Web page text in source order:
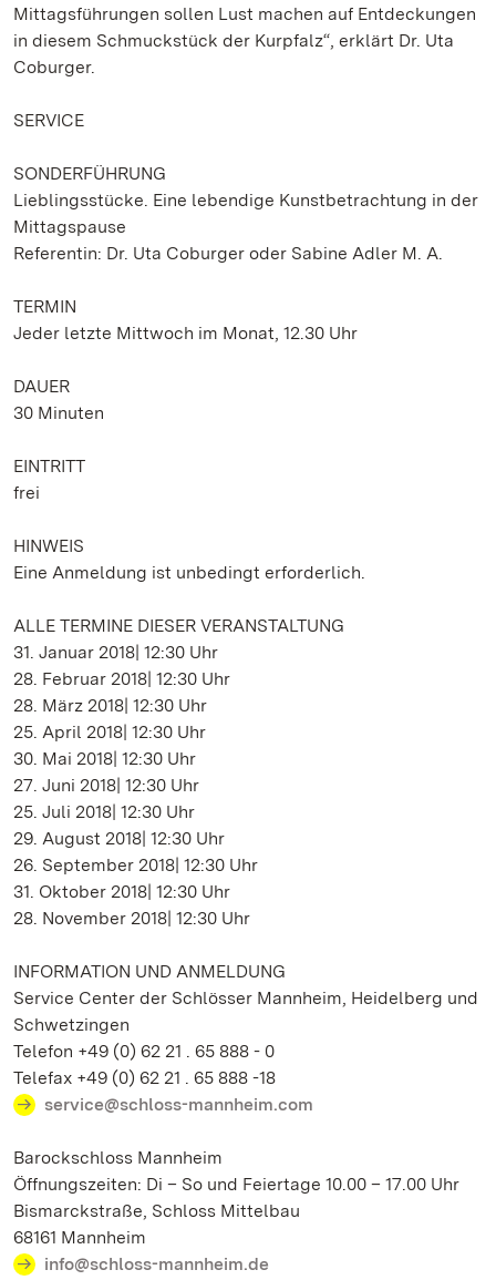
Mittagsführungen sollen Lust machen auf Entdeckungen
in diesem Schmuckstück der Kurpfalz“, erklärt Dr. Uta
Coburger.
SERVICE
SONDERFÜHRUNG
Lieblingsstücke. Eine lebendige Kunstbetrachtung in der
Mittagspause
Referentin: Dr. Uta Coburger oder Sabine Adler M. A.
TERMIN
Jeder letzte Mittwoch im Monat, 12.30 Uhr
DAUER
30 Minuten
EINTRITT
frei
HINWEIS
Eine Anmeldung ist unbedingt erforderlich.
ALLE TERMINE DIESER VERANSTALTUNG
31. Januar 2018| 12:30 Uhr
28. Februar 2018| 12:30 Uhr
28. März 2018| 12:30 Uhr
25. April 2018| 12:30 Uhr
30. Mai 2018| 12:30 Uhr
27. Juni 2018| 12:30 Uhr
25. Juli 2018| 12:30 Uhr
29. August 2018| 12:30 Uhr
26. September 2018| 12:30 Uhr
31. Oktober 2018| 12:30 Uhr
28. November 2018| 12:30 Uhr
INFORMATION UND ANMELDUNG
Service Center der Schlösser Mannheim, Heidelberg und
Schwetzingen
Telefon +49 (0) 62 21 . 65 888 - 0
Telefax +49 (0) 62 21 . 65 888 -18
service@schloss-mannheim.com
Barockschloss Mannheim
Öffnungszeiten: Di – So und Feiertage 10.00 – 17.00 Uhr
Bismarckstraße, Schloss Mittelbau
68161 Mannheim
info@schloss-mannheim.de